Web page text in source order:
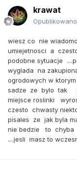
krawat
Opublikowano
wiesz co nie
umiejetnosci a
podobne sytuacje
wyglada na
ogrodowych w
sadze ze bylo tak
miejsce roslinki
czesto chwasty
pisales ze jak byla
nie bedzie to chyba
....jesli masz to